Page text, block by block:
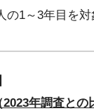
1～3年目を
年調査との